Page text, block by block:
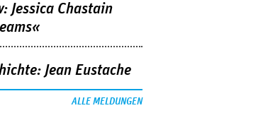
Jessica Chastain
Jean Eustache
ALLE MELDUNGEN